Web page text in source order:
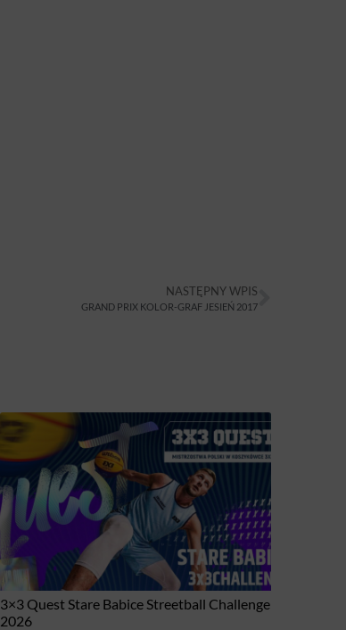
NASTĘPNY WPIS
GRAND PRIX KOLOR-GRAF JESIEŃ 2017
3×3 Quest Stare Babice Streetball Challenge
2026